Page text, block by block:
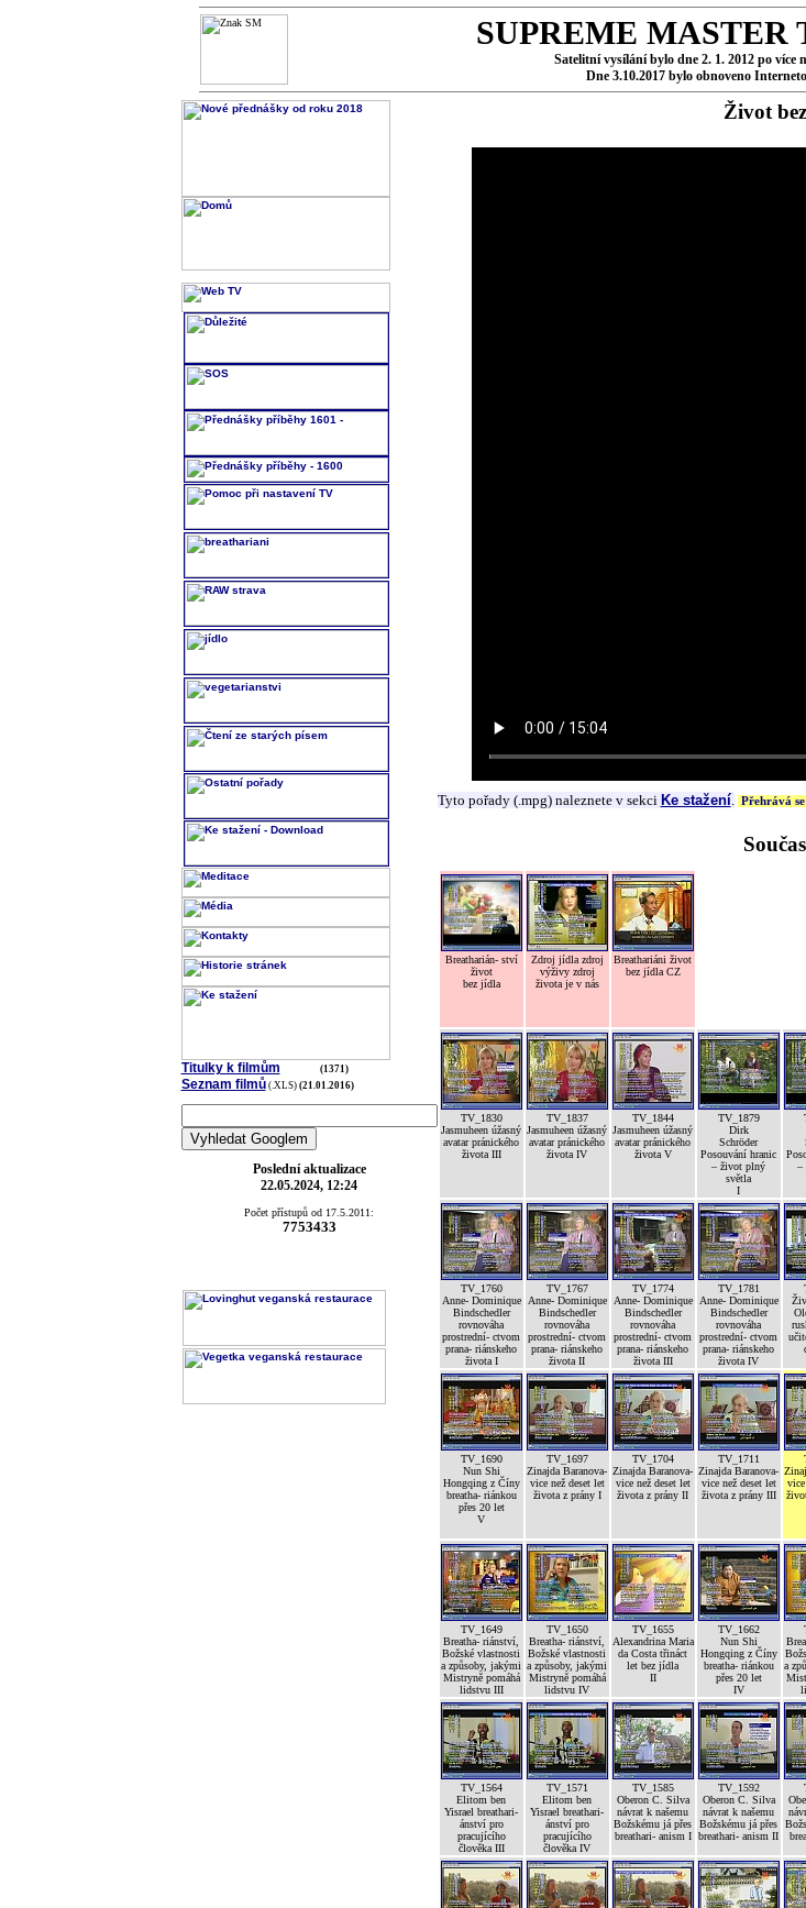
SUPREME MASTER
Satelitní vysílání bylo dne 2. 1. 2012 po více
Dne 3.10.2017 bylo obnoveno
Titulky k filmům (1371)
Seznam filmů (.XLS) (21.01.2016)
Poslední aktualizace
22.05.2024, 12:24
Počet přístupů od 17.5.2011:
7753433
Život
Tyto pořady (.mpg) naleznete v sekci Ke stažení. Přehrává
Breatharián- ství
život
bez jídla
Zdroj jídla zdroj
výživy zdroj
života je v nás
Breathariáni život
bez jídla CZ
TV_1830
Jasmuheen úžasný
avatar pránického
života III
TV_1837
Jasmuheen úžasný
avatar pránického
života IV
TV_1844
Jasmuheen úžasný
avatar pránického
života V
TV_1879
Dirk
Schröder
Posouvání hranic
– život plný
světla
I
–
TV_1760
Anne- Dominique
Bindschedler
rovnováha
prostrední- ctvom
prana- riánskeho
života I
TV_1767
Anne- Dominique
Bindschedler
rovnováha
prostrední- ctvom
prana- riánskeho
života II
TV_1774
Anne- Dominique
Bindschedler
rovnováha
prostrední- ctvom
prana- riánskeho
života III
TV_1781
Anne- Dominique
Bindschedler
rovnováha
prostrední- ctvom
prana- riánskeho
života IV
TV_1690
Nun Shi
Hongqing z Číny
breatha- riánkou
přes 20 let
V
TV_1697
Zinajda Baranova-
vice než deset let
života z prány I
TV_1704
Zinajda Baranova-
vice než deset let
života z prány II
TV_1711
Zinajda Baranova-
vice než deset let
života z prány III
TV_1649
Breatha- riánství,
Božské vlastnosti
a způsoby, jakými
Mistryně pomáhá
lidstvu III
TV_1650
Breatha- riánství,
Božské vlastnosti
a způsoby, jakými
Mistryně pomáhá
lidstvu IV
TV_1655
Alexandrina Maria
da Costa třináct
let bez jídla
II
TV_1662
Nun Shi
Hongqing z Číny
breatha- riánkou
přes 20 let
IV
a
TV_1564
Elitom ben
Yisrael breathari-
ánství pro
pracujícího
člověka III
TV_1571
Elitom ben
Yisrael breathari-
ánství pro
pracujícího
člověka IV
TV_1585
Oberon C. Silva
návrat k našemu
Božskému já přes
breathari- anism I
TV_1592
Oberon C. Silva
návrat k našemu
Božskému já přes
breathari- anism II